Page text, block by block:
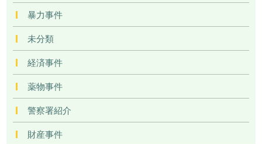
暴力事件
未分類
経済事件
薬物事件
警察署紹介
財産事件